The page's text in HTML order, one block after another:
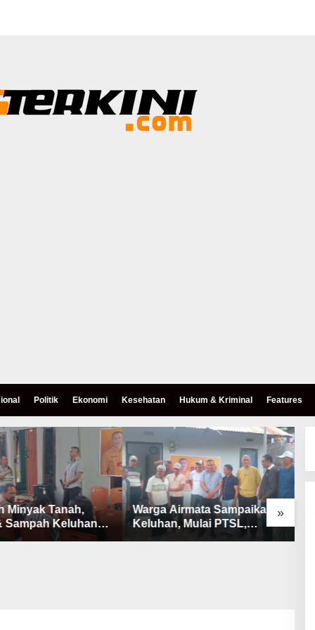
Politik Ekonomi Kesehatan Hukum & Kriminal Features
»
Minyak Tanah,
Sampah Keluhan
Airnona
Warga Airmata Sampaikan
Keluhan, Mulai PTSL,
Ketersediaan Minyak Tanah